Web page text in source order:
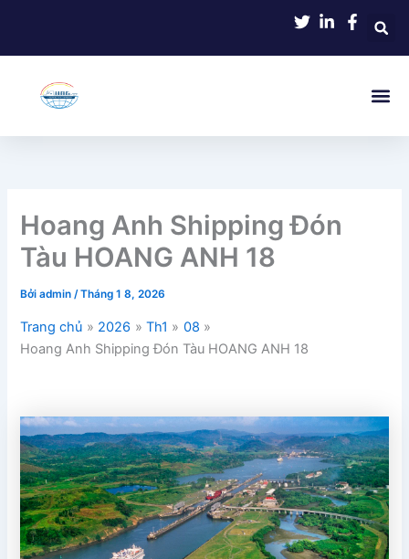
nội
Hoang Anh Shipping Đón
Tàu HOANG ANH 18
Bởiadmin/Tháng 1 8, 2026
Trang chủ 2026 Th1
08
Hoang Anh Shipping Đón Tàu HOANG ANH 18